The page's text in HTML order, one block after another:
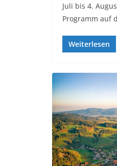
Juli bis 4.
Programm auf
Weiterlesen